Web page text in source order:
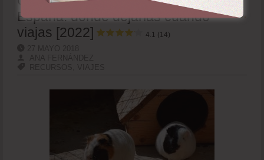
España: dónde dejarlas cuando
viajas [2022]
4.1 (14)